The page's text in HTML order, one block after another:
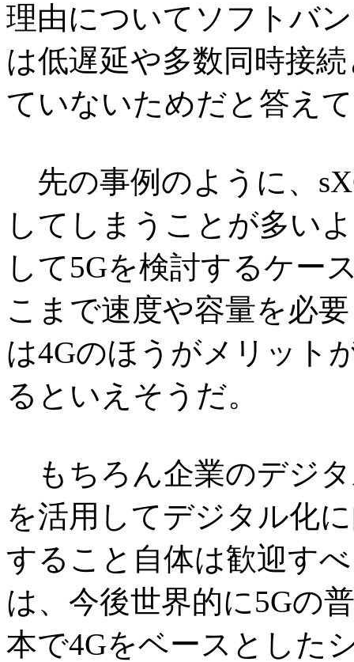
理由についてソフトバ
は低遅延や多数同時接
ていないためだと答え
先の事例のように、
してしまうことが多い
して5Gを検討するケー
こまで速度や容量を必
は4Gのほうがメリット
るといえそうだ。
もちろん企業のデジ
を活用してデジタル化
すること自体は歓迎す
は、今後世界的に5Gの
本で4Gをベースとした